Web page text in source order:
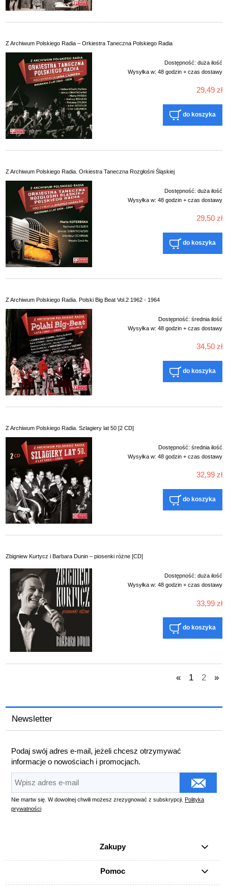
Z Archiwum Polskiego Radia – Orkiestra Taneczna Polskiego Radia
Dostępność: duża ilość
Wysyłka w: 48 godzin + czas dostawy
29,49 zł
do koszyka
Z Archiwum Polskiego Radia. Orkiestra Taneczna Rozgłośni Śląskiej
Dostępność: duża ilość
Wysyłka w: 48 godzin + czas dostawy
29,50 zł
do koszyka
Z Archiwum Polskiego Radia. Polski Big Beat Vol.2 1962 - 1964
Dostępność: średnia ilość
Wysyłka w: 48 godzin + czas dostawy
34,50 zł
do koszyka
Z Archiwum Polskiego Radia. Szlagiery lat 50 [2 CD]
Dostępność: średnia ilość
Wysyłka w: 48 godzin + czas dostawy
32,99 zł
do koszyka
Zbigniew Kurtycz i Barbara Dunin – piosenki różne [CD]
Dostępność: duża ilość
Wysyłka w: 48 godzin + czas dostawy
33,99 zł
do koszyka
« 1 2 »
Newsletter
Podaj swój adres e-mail, jeżeli chcesz otrzymywać
informacje o nowościach i promocjach.
Nie martw się. W dowolnej chwili możesz zrezygnować z subskrypcji. Polityka
prywatności
Zakupy
Pomoc